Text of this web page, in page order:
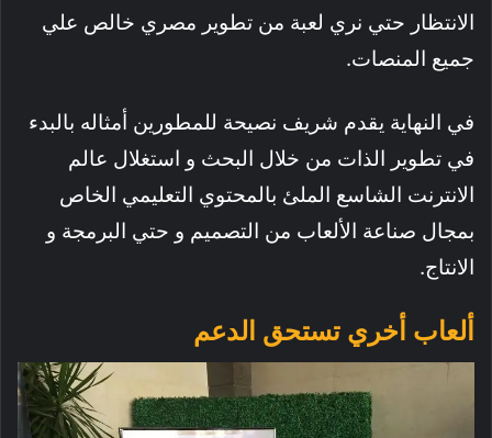
الانتظار حتي نري لعبة من تطوير مصري خالص علي
جميع المنصات.
في النهاية يقدم شريف نصيحة للمطورين أمثاله بالبدء
في تطوير الذات من خلال البحث و استغلال عالم
الانترنت الشاسع الملئ بالمحتوي التعليمي الخاص
بمجال صناعة الألعاب من التصميم و حتي البرمجة و
الانتاج.
ألعاب أخري تستحق الدعم